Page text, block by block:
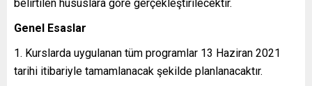
belirtilen hususlara göre gerçekleştirilecektir.
Genel Esaslar
Kurslarda uygulanan tüm programlar 13 Haziran 2021
tarihi itibariyle tamamlanacak şekilde planlanacaktır.